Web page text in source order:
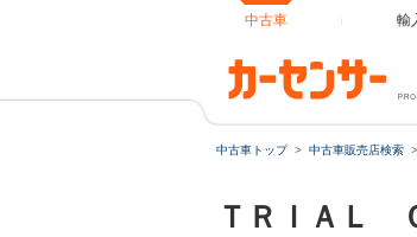
中古車 輸
中古車トップ 中古車販売店検索
ＴＲＩＡＬ